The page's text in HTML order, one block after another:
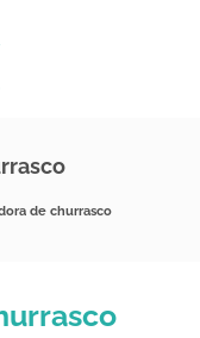
de churrasco